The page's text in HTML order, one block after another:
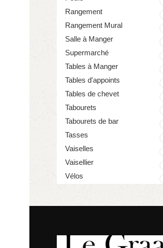
Rangement
Rangement Mural
Salle à Manger
Supermarché
Tables à Manger
Tables d'appoints
Tables de chevet
Tabourets
Tabourets de bar
Tasses
Vaiselles
Vaisellier
Vélos